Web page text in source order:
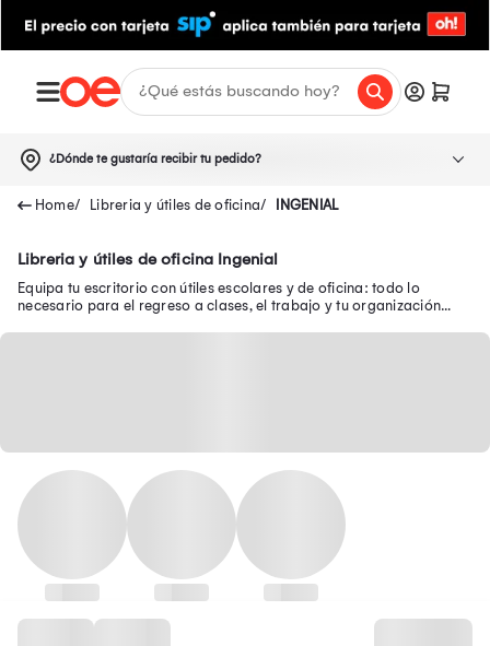
¿Dónde te gustaría recibir tu pedido?
Libreria y útiles de oficina INGENIAL
Libreria y útiles de oficina Ingenial
Equipa tu escritorio con útiles escolares y de oficina: todo lo
necesario para el regreso a clases, el trabajo y tu organización